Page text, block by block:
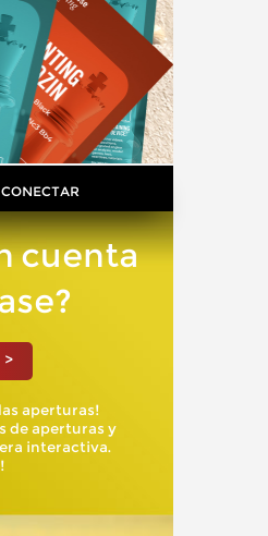
CONECTAR
cuenta
aperturas!
de aperturas y
interactiva.